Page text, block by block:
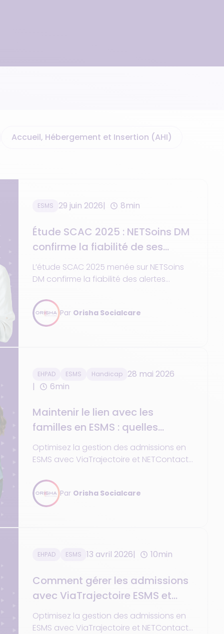
Accueil, Hébergement et Insertion (AHI)
ESMS 29 juin 2026 8min
Étude SCAC 2025 : NETSoins DM
confirme la fiabilité de ses
alertes médicamenteuses en
conditions réelles
L’étude SCAC 2025 menée sur NETSoins
DM confirme la fiabilité des alertes
jugées pertinentes.
Par Orisha Socialcare
EHPAD ESMS Handicap
28 mai 2026
6min
Maintenir le lien avec les
familles en ESMS : quelles
solutions numériques ?
Optimisez la gestion des admissions en
ESMS avec ViaTrajectoire et NETContact.
échanges avec la MDPH et suivez
chaque demande en temps réel.
Réduisez les ressaisies, améliorez la
Par Orisha Socialcare
EHPAD ESMS 13 avril 2026 10min
Comment gérer les admissions
avec ViaTrajectoire ESMS et
NETContact ?
Optimisez la gestion des admissions en
ESMS avec ViaTrajectoire et NETContact.